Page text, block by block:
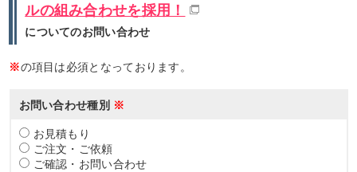
ルの組み合わせを採用！
についてのお問い合わせ
※の項目は必須となっております。
お問い合わせ種別 ※
お見積もり
ご注文・ご依頼
ご確認・お問い合わせ